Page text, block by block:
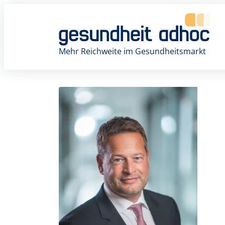
Mehr Reichweite im Gesundheitsmarkt